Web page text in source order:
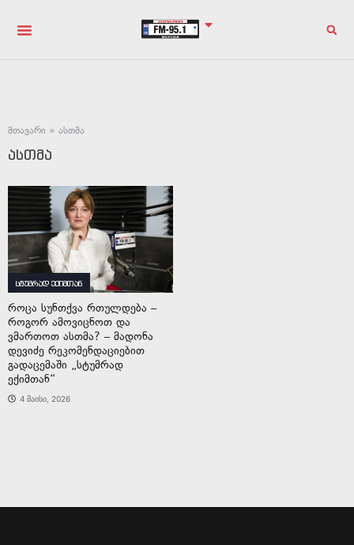
მთავარი » ასთმა
ასთმა
სტუმრად ექიმთან
როცა სუნთქვა რთულდება –
როგორ ამოვიცნოთ და
ვმართოთ ასთმა? – მადონა
დევიძე რეკომენდაციებით
გადაცემაში „სტუმრად
ექიმთან“
4 მაისი, 2026